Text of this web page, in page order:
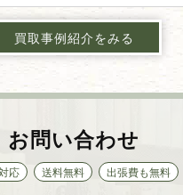
買取事例紹介をみる
お問い合わせ
応 送料無料 出張費も無料